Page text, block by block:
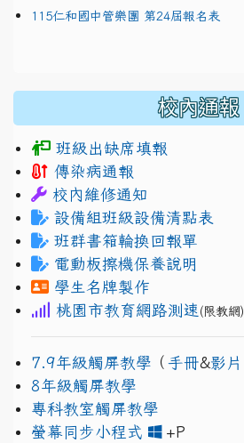
115仁和國中管樂團 第24屆報名表
校內通報
班級出缺席填報
傳染病通報
校內維修通知
設備組班級設備清點表
班群書箱輪換回報單
電動板擦機保養說明
學生名牌製作
桃園市教育網路測速 (限教網)
7.9年級觸屏教學 （ 手冊&影片
8年級觸屏教學
專科教室觸屏教學
螢幕同步小程式
+P